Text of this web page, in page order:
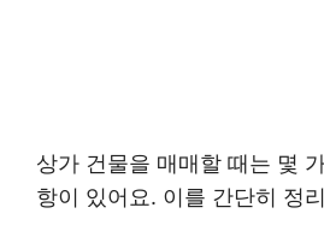
상가 건물을 매매할 때는 몇
항이 있어요. 이를 간단히 정